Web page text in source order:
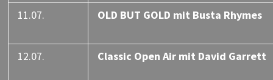
11.07. OLD BUT GOLD mit Busta Rhymes
12.07. Classic Open Air mit David Garrett